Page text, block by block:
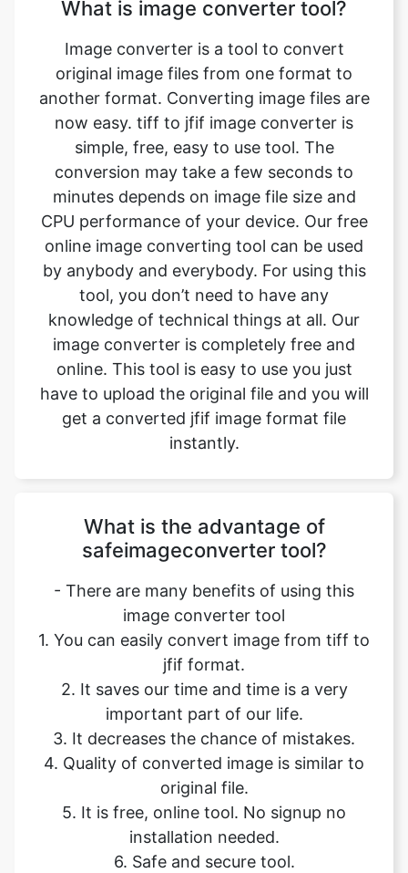
another format. Converting image files are
now easy. tiff to jfif image converter is
simple, free, easy to use tool. The
conversion may take a few seconds to
minutes depends on image file size and
CPU performance of your device. Our free
online image converting tool can be used
by anybody and everybody. For using this
tool, you don’t need to have any
knowledge of technical things at all. Our
image converter is completely free and
online. This tool is easy to use you just
have to upload the original file and you will
get a converted jfif image format file
instantly.
What is the advantage of
image converter tool
1. You can easily convert image from tiff to
jfif format.
2. It saves our time and time is a very
important part of our life.
3. It decreases the chance of mistakes.
4. Quality of converted image is similar to
original file.
5. It is free, online tool. No signup no
installation needed.
6. Safe and secure tool.
7. It takes no time to give desired result.